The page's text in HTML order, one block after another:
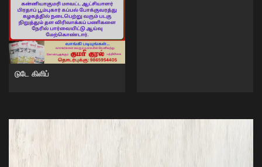
டுடே கிளிப்